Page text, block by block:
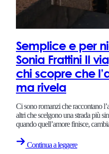
Semplice e per
Sonia Frattini Il
chi scopre che
ma rivela
Ci sono romanzi che raccontano
altri che scelgono una strada più
quando quell’amore finisce,
Continua a leggere